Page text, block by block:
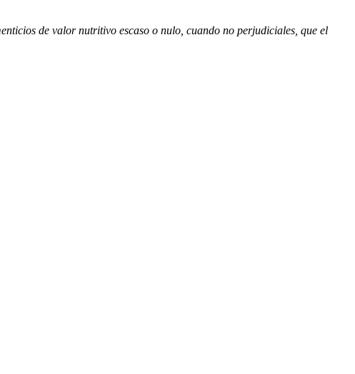
de valor nutritivo escaso o nulo, cuando no perjudiciales, que el